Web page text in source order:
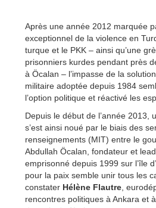
Après une année 2012 marquée
exceptionnel de la violence en
turque et le PKK – ainsi qu’une
prisonniers kurdes pendant près
à Öcalan – l’impasse de la
militaire adoptée depuis 1984
l’option politique et réactivé les
Depuis le début de l’année 2013,
s’est ainsi noué par le biais des
renseignements (MIT) entre le
Abdullah Öcalan, fondateur et
emprisonné depuis 1999 sur l’île
pour la paix semble unir tous les
constater Hélène Flautre ,
rencontres politiques à Ankara et